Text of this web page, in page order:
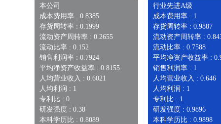
本公司
成本费用率 : 0.8385
存货周转率 : 0.1999
流动资产周转率 : 0.2655
流动比率 : 0.152
销售利润率 : 0.7924
平均净资产收益率 : 0.8155
人均营业收入 : 0.6021
人均利润 : 1
专利比 : 0
研发强度 : 0.38
本科学历比 : 0.8089
行业先进A级
成本费用率 : 1
存货周转率 : 0.9887
流动资产周转率 :
流动比率 : 0.7588
平均净资产收益率 :
销售利润率 : 1
人均营业收入 : 0.646
人均利润 : 1
专利比 : 1
研发强度 : 0.9896
本科学历比 : 0.9898